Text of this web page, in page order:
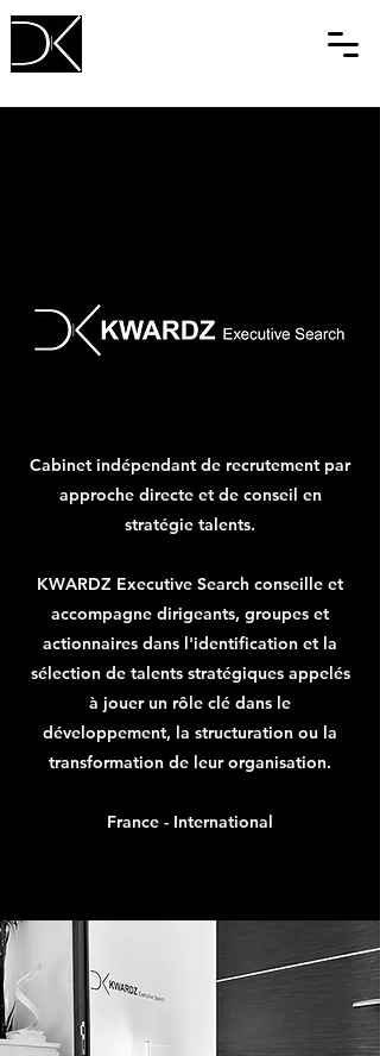
Cabinet indépendant de recrutement par
approche directe et de conseil en
stratégie talents.
KWARDZ Executive Search conseille et
accompagne dirigeants, groupes et
actionnaires dans l'identification et la
sélection de talents stratégiques appelés
à jouer un rôle clé dans le
développement, la structuration ou la
transformation de leur organisation.
France - International